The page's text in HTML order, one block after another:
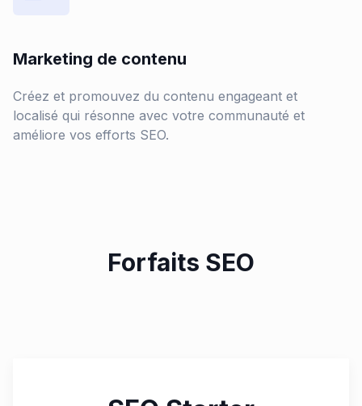
Marketing de contenu
Créez et promouvez du contenu engageant et
localisé qui résonne avec votre communauté et
améliore vos efforts SEO.
Forfaits SEO